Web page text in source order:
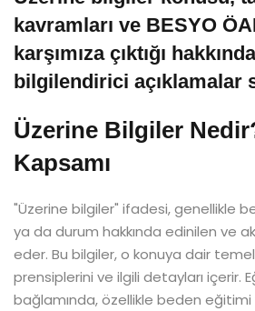
kavramları ve BESYO
karşımıza çıktığı
bilgilendirici açıklamalar
Üzerine Bilgiler
Kapsamı
"Üzerine bilgiler" ifadesi, genellikle
ya da durum hakkında edinilen ve
eder. Bu bilgiler, o konuya dair temel
prensiplerini ve ilgili detayları içerir.
bağlamında, özellikle beden